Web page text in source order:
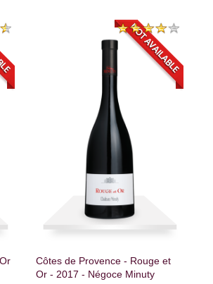
Côtes de Provence - Rouge et
Or - 2017 - Négoce Minuty